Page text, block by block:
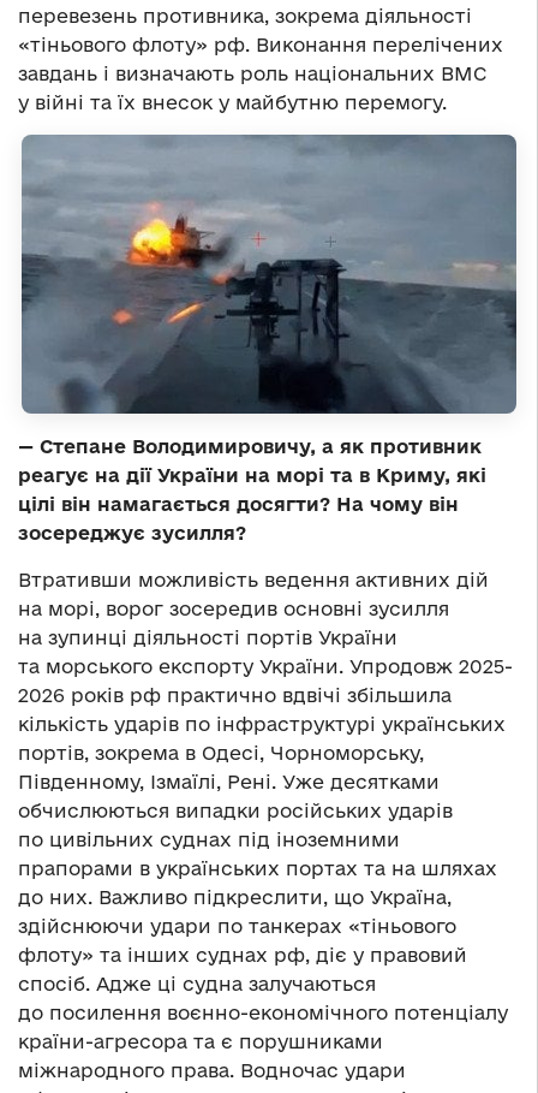
перевезень противника, зокрема діяльності
«тіньового флоту» рф. Виконання перелічених
завдань і визначають роль національних ВМС
у війні та їх внесок у майбутню перемогу.
— Степане Володимировичу, а як противник
реагує на дії України на морі та в Криму, які
цілі він намагається досягти? На чому він
зосереджує зусилля?
Втративши можливість ведення активних дій
на морі, ворог зосередив основні зусилля
на зупинці діяльності портів України
та морського експорту України. Упродовж 2025-
2026 років рф практично вдвічі збільшила
кількість ударів по інфраструктурі українських
портів, зокрема в Одесі, Чорноморську,
Південному, Ізмаїлі, Рені. Уже десятками
обчислюються випадки російських ударів
по цивільних суднах під іноземними
прапорами в українських портах та на шляхах
до них. Важливо підкреслити, що Україна,
здійснюючи удари по танкерах «тіньового
флоту» та інших суднах рф, діє у правовий
спосіб. Адже ці судна залучаються
до посилення воєнно-економічного потенціалу
країни-агресора та є порушниками
міжнародного права. Водночас удари